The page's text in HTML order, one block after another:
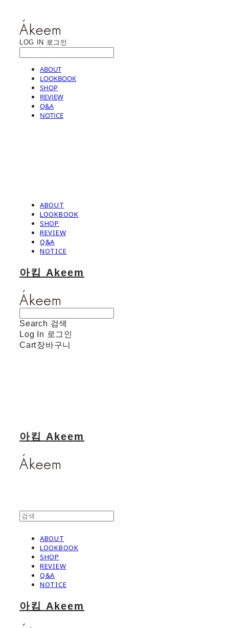
LOG IN 로그인
ABOUT
LOOKBOOK
SHOP
REVIEW
Q&A
NOTICE
ABOUT
LOOKBOOK
SHOP
REVIEW
Q&A
NOTICE
아킴 Akeem
Search 검색
Log In 로그인
Cart장바구니
아킴 Akeem
ABOUT
LOOKBOOK
SHOP
REVIEW
Q&A
NOTICE
아킴 Akeem